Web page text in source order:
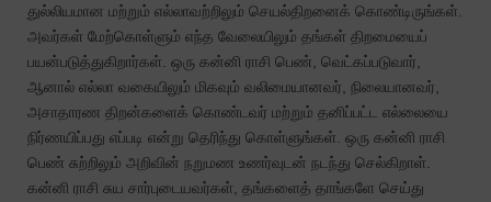
துல்லியமான மற்றும் எல்லாவற்றிலும் செயல்திறனைக் கொண்டிருங்கள்.
அவர்கள் மேற்கொள்ளும் எந்த வேலையிலும் தங்கள் திறமையைப்
பயன்படுத்துகிறார்கள். ஒரு கன்னி ராசி பெண், வெட்கப்படுவார்,
ஆனால் எல்லா வகையிலும் மிகவும் வலிமையானவர், நிலையானவர்,
அசாதாரண திறன்களைக் கொண்டவர் மற்றும் தனிப்பட்ட எல்லையை
நிர்ணயிப்பது எப்படி என்று தெரிந்து கொள்ளுங்கள். ஒரு கன்னி ராசி
பெண் சுற்றிலும் அறிவின் நறுமண உணர்வுடன் நடந்து செல்கிறாள்.
கன்னி ராசி சுய சார்புடையவர்கள், தங்களைத் தாங்களே செய்து